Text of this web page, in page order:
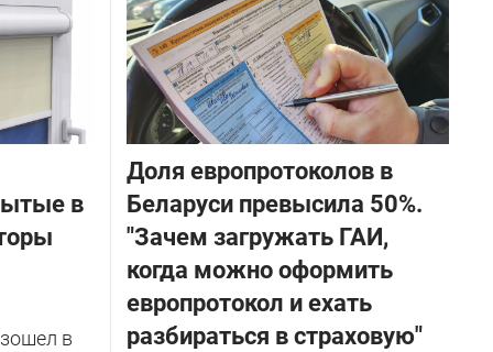
в
в
Доля европротоколов в
Беларуси превысила 50%.
"Зачем загружать ГАИ,
когда можно оформить
европротокол и ехать
разбираться в страховую"